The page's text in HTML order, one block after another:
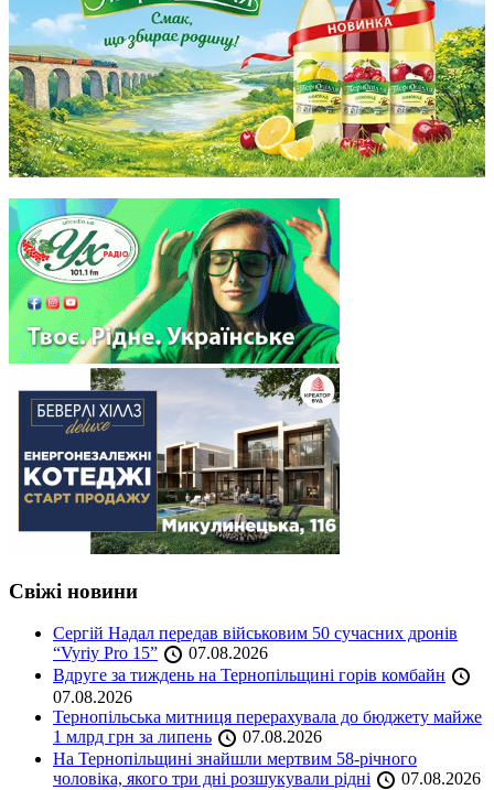
Свіжі новини
Сергій Надал передав військовим 50 сучасних дронів
“Vyriy Pro 15”
07.08.2026
Вдруге за тиждень на Тернопільщині горів комбайн
07.08.2026
Тернопільська митниця перерахувала до бюджету майже
1 млрд грн за липень
07.08.2026
На Тернопільщині знайшли мертвим 58-річного
чоловіка, якого три дні розшукували рідні
07.08.2026